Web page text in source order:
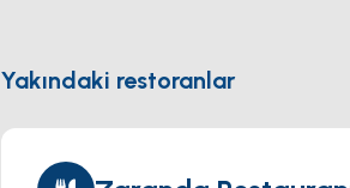
Yakındaki restoranlar